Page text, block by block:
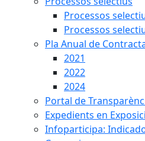
Processos
Processos
Pla Anual de
2021
2022
2024
Portal de
Expedients en
Infoparticipa: